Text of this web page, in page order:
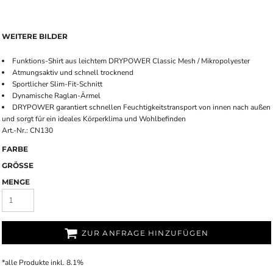
WEITERE BILDER
Funktions-Shirt aus leichtem DRYPOWER Classic Mesh / Mikropolyester
Atmungsaktiv und schnell trocknend
Sportlicher Slim-Fit-Schnitt
Dynamische Raglan-Ärmel
DRYPOWER garantiert schnellen Feuchtigkeitstransport von innen nach außen
und sorgt für ein ideales Körperklima und Wohlbefinden
Art.-Nr.: CN130
FARBE
GRÖSSE
MENGE
ZUR ANFRAGE HINZUFÜGEN
*alle Produkte inkl. 8.1%